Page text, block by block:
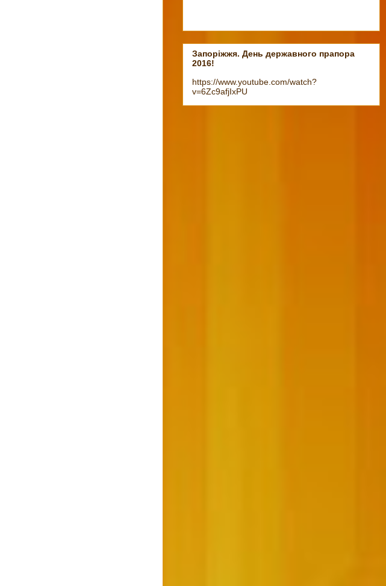
Запоріжжя. День державного прапора
2016!
https://www.youtube.com/watch?
v=6Zc9afjIxPU